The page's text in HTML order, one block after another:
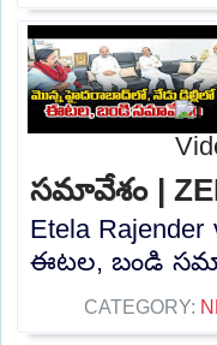
సమావేశం |
Etela
ఈటల, బండి
CATEGORY: